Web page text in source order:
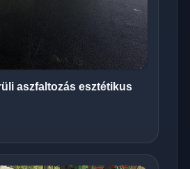
aszfaltozás esztétikus